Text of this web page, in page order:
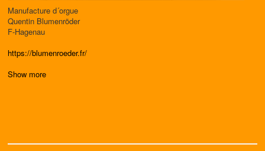
Manufacture d´orgue
Quentin Blumenröder
F-Hagenau
https://blumenroeder.fr/
Show more